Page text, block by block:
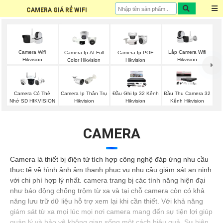
CAMERA GIÁ RẺ WIFI
Camera Wifi
Hikvision
Camera Ip AI Full
Color Hikvision
Camera Ip POE
Hikvision
Lắp Camera Wifi
Hikvision
Camera Có Thẻ
Nhớ SD HIKVISION
Camera Ip Thân Trụ
Hikvision
Đầu Ghi Ip 32 Kênh
Hikvision
Đầu Thu Camera 32
Kênh Hikvision
CAMERA
Camera là thiết bị điện tử tích hợp công nghệ đáp ứng nhu cầu
thực tế về hình ảnh âm thanh phục vụ nhu cầu giám sát an ninh
với chi phí hợp lý nhất. camera trang bị các tính năng hiện đại
như báo động chống trộm từ xa và tại chỗ camera còn có khả
năng lưu trữ dữ liệu hỗ trợ xem lại khi cần thiết. Với khả năng
giám sát từ xa mọi lúc mọi nơi camera mang đến sự tiện lợi giúp